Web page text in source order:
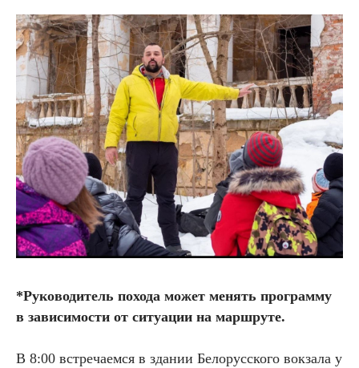
*Руководитель похода может менять программу
в зависимости от ситуации на маршруте.
В 8:00 встречаемся в здании Белорусского вокзала у